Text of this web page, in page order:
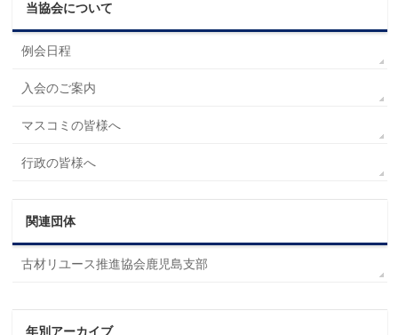
当協会について
例会日程
入会のご案内
マスコミの皆様へ
行政の皆様へ
関連団体
古材リユース推進協会鹿児島支部
年別アーカイブ